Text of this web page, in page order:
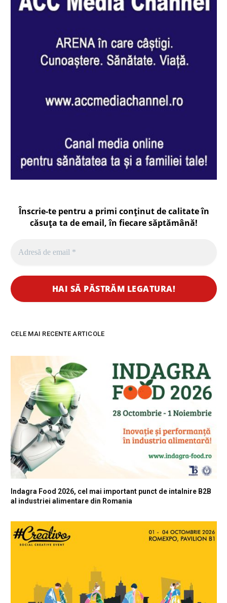
Înscrie-te pentru a primi conținut de calitate în
căsuța ta de email, în fiecaresăptămână!
CELE MAI RECENTE ARTICOLE
Indagra Food 2026, cel mai important punct de intalnire B2B
al industriei alimentare din Romania